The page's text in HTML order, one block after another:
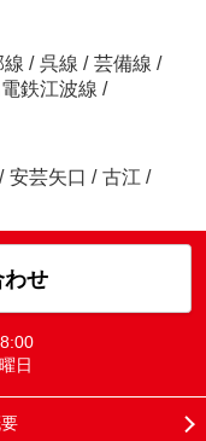
線 / 呉線 / 芸備線 /
鉄江波線 /
/ 安芸矢口 / 古江 /
わせ
日